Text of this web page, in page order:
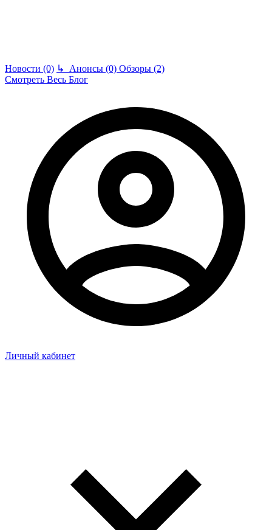
Новости (0) ↳ Анонсы (0) Обзоры (2)
Смотреть Весь Блог
Личный кабинет